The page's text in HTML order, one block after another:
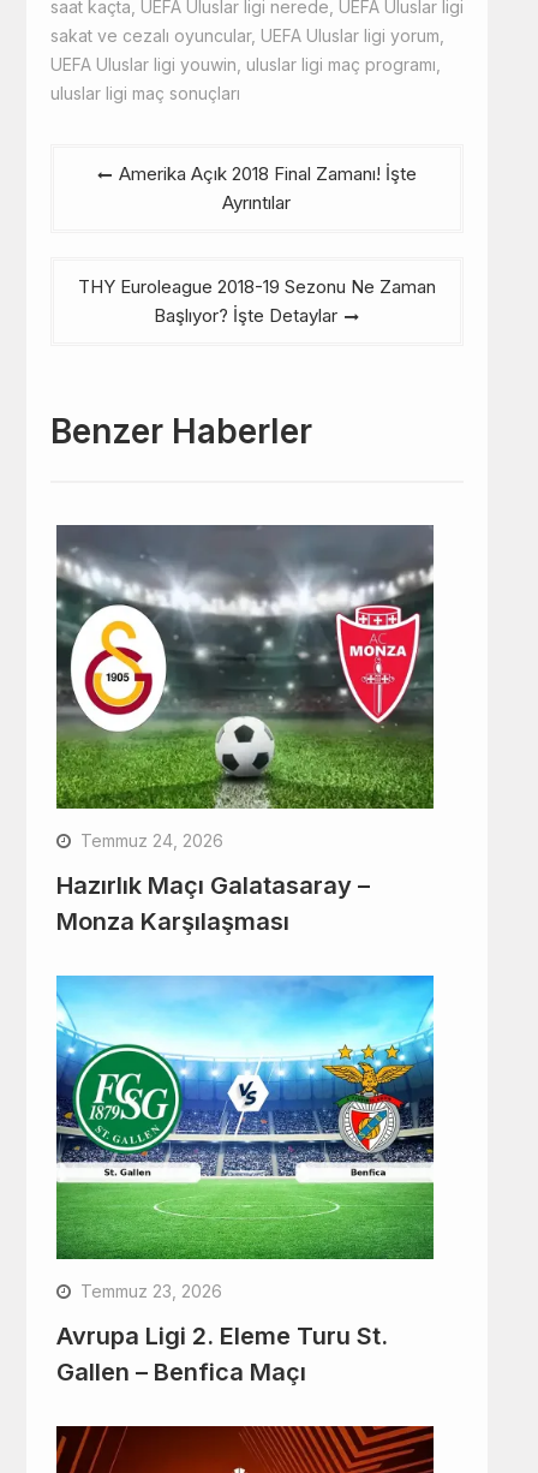
saat kaçta, UEFA Uluslar ligi nerede, UEFA Uluslar ligi
sakat ve cezalı oyuncular, UEFA Uluslar ligi yorum,
UEFA Uluslar ligi youwin, uluslar ligi maç programı,
uluslar ligi maç sonuçları
Amerika Açık 2018 Final Zamanı! İşte
Ayrıntılar
THY Euroleague 2018-19 Sezonu Ne Zaman
Başlıyor? İşte Detaylar
Benzer Haberler
Temmuz 24, 2026
Hazırlık Maçı Galatasaray –
Monza Karşılaşması
Temmuz 23, 2026
Avrupa Ligi 2. Eleme Turu St.
Gallen – Benfica Maçı